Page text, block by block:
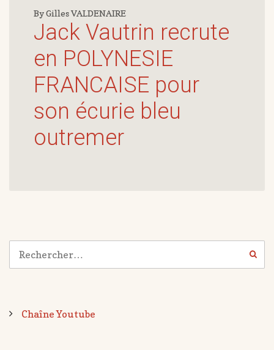
By Gilles VALDENAIRE
Jack Vautrin recrute
en POLYNESIE
FRANCAISE pour
son écurie bleu
outremer
Chaîne Youtube